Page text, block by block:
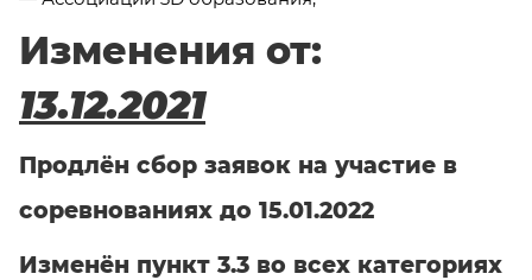
Изменения от:
13.12.2021
Продлён сбор заявок на участие в
соревнованиях до 15.01.2022
Изменён пункт 3.3 во всех категориях